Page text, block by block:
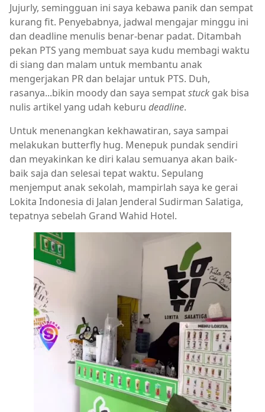
Jujurly, semingguan ini saya kebawa panik dan sempat
kurang fit. Penyebabnya, jadwal mengajar minggu ini
dan deadline menulis benar-benar padat. Ditambah
pekan PTS yang membuat saya kudu membagi waktu
di siang dan malam untuk membantu anak
mengerjakan PR dan belajar untuk PTS. Duh,
rasanya...bikin moody dan saya sempatstuck gak bisa
nulis artikel yang udah keburu deadline.
Untuk menenangkan kekhawatiran, saya sampai
melakukan butterfly hug. Menepuk pundak sendiri
dan meyakinkan ke diri kalau semuanya akan baik-
baik saja dan selesai tepat waktu. Sepulang
menjemput anak sekolah, mampirlah saya ke gerai
Lokita Indonesia di Jalan Jenderal Sudirman Salatiga,
tepatnya sebelah Grand Wahid Hotel.